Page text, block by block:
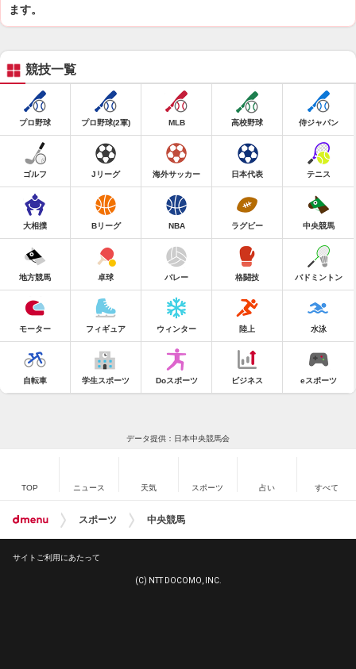
ます。
競技一覧
プロ野球 プロ野球(2軍) MLB 高校野球 侍ジャパン
ゴルフ Jリーグ 海外サッカー 日本代表 テニス
大相撲 Bリーグ NBA ラグビー 中央競馬
地方競馬 卓球 バレー 格闘技 バドミントン
モーター フィギュア ウィンター 陸上 水泳
自転車 学生スポーツ Doスポーツ ビジネス eスポーツ
データ提供：日本中央競馬会
TOP ニュース 天気 スポーツ 占い すべて
スポーツ 中央競馬
サイトご利用にあたって
(C) NTT DOCOMO, INC.